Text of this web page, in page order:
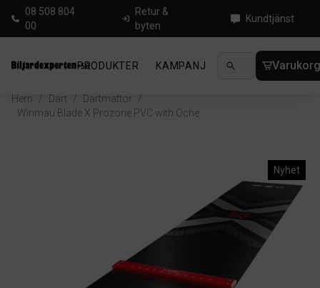
08 508 804
00
Retur &
byten
Kundtjänst
PRODUKTER KAMPANJ NYHETER
Hem / Dart / Dartmattor
/
Winmau Blade X Prozone PVC with Oche
Nyhet